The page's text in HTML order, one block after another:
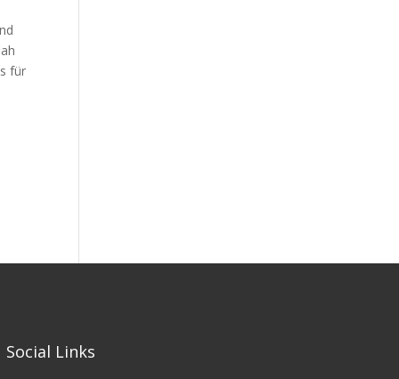
für
Social Links